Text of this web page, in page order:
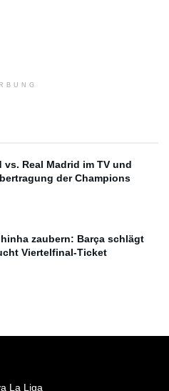
Real Madrid im TV und
der Champions
zaubern: Barça schlägt
Viertelfinal-Ticket